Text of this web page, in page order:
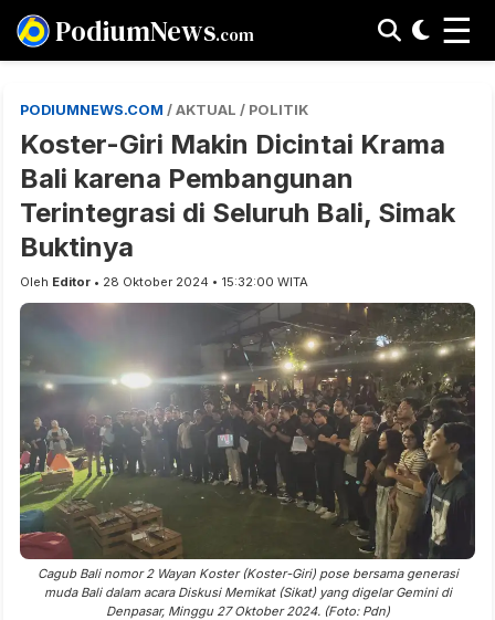
PodiumNews.com ☰
PODIUMNEWS.COM / AKTUAL / POLITIK
Koster-Giri Makin Dicintai Krama
Bali karena Pembangunan
Terintegrasi di Seluruh Bali, Simak
Buktinya
Oleh Editor • 28 Oktober 2024 • 15:32:00 WITA
Cagub Bali nomor 2 Wayan Koster (Koster-Giri) pose bersama generasi
muda Bali dalam acara Diskusi Memikat (Sikat) yang digelar Gemini di
Denpasar, Minggu 27 Oktober 2024. (Foto: Pdn)